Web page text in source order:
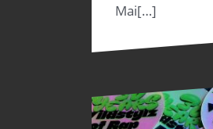
Mai[…]